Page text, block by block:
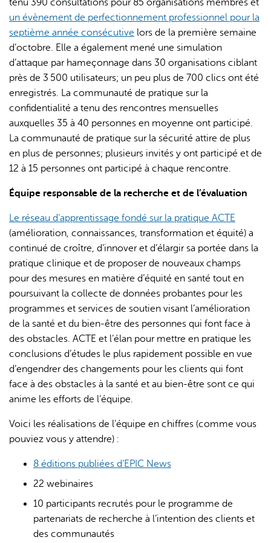
tenu 390 consultations pour 85 organisations membres et
un évènement de perfectionnement professionnel pour la
septième année consécutive lors de la première semaine
d’octobre. Elle a également mené une simulation
d’attaque par hameçonnage dans 30 organisations ciblant
près de 3 500 utilisateurs; un peu plus de 700 clics ont été
enregistrés. La communauté de pratique sur la
confidentialité a tenu des rencontres mensuelles
auxquelles 35 à 40 personnes en moyenne ont participé.
La communauté de pratique sur la sécurité attire de plus
en plus de personnes; plusieurs invités y ont participé et de
12 à 15 personnes ont participé à chaque rencontre.
Équipe responsable de la recherche et de l’évaluation
Le réseau d’apprentissage fondé sur la pratique ACTE
(amélioration, connaissances, transformation et équité) a
continué de croître, d’innover et d’élargir sa portée dans la
pratique clinique et de proposer de nouveaux champs
pour des mesures en matière d’équité en santé tout en
poursuivant la collecte de données probantes pour les
programmes et services de soutien visant l’amélioration
de la santé et du bien-être des personnes qui font face à
des obstacles. ACTE et l’élan pour mettre en pratique les
conclusions d’études le plus rapidement possible en vue
d’engendrer des changements pour les clients qui font
face à des obstacles à la santé et au bien-être sont ce qui
anime les efforts de l’équipe.
Voici les réalisations de l’équipe en chiffres (comme vous
pouviez vous y attendre) :
8 éditions publiées d’EPIC News
22 webinaires
10 participants recrutés pour le programme de
partenariats de recherche à l’intention des clients et
des communautés